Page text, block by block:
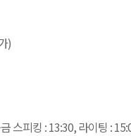
)
피킹 : 13:30, 라이팅 :